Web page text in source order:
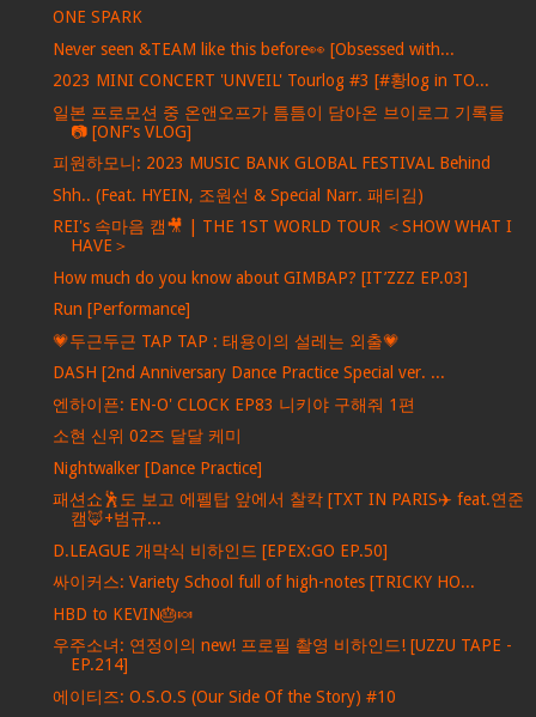
ONE SPARK
Never seen &TEAM like this before👀 [Obsessed with...
2023 MINI CONCERT 'UNVEIL' Tourlog #3 [#황log in TO...
일본 프로모션 중 온앤오프가 틈틈이 담아온 브이로그 기록들
📷 [ONF's VLOG]
피원하모니: 2023 MUSIC BANK GLOBAL FESTIVAL Behind
Shh.. (Feat. HYEIN, 조원선 & Special Narr. 패티김)
REI's 속마음 캠🎥 | THE 1ST WORLD TOUR ＜SHOW WHAT I
HAVE＞
How much do you know about GIMBAP? [IT’ZZZ EP.03]
Run [Performance]
💗두근두근 TAP TAP : 태용이의 설레는 외출💗
DASH [2nd Anniversary Dance Practice Special ver. ...
엔하이픈: EN-O' CLOCK EP83 니키야 구해줘 1편
소현 신위 02즈 달달 케미
Nightwalker [Dance Practice]
패션쇼🕺도 보고 에펠탑 앞에서 찰칵 [TXT IN PARIS✈️ feat.연준
캠🦊+범규...
D.LEAGUE 개막식 비하인드 [EPEX:GO EP.50]
싸이커스: Variety School full of high-notes [TRICKY HO...
HBD to KEVIN🎂🍬
우주소녀: 연정이의 new! 프로필 촬영 비하인드! [UZZU TAPE -
EP.214]
에이티즈: O.S.O.S (Our Side Of the Story) #10